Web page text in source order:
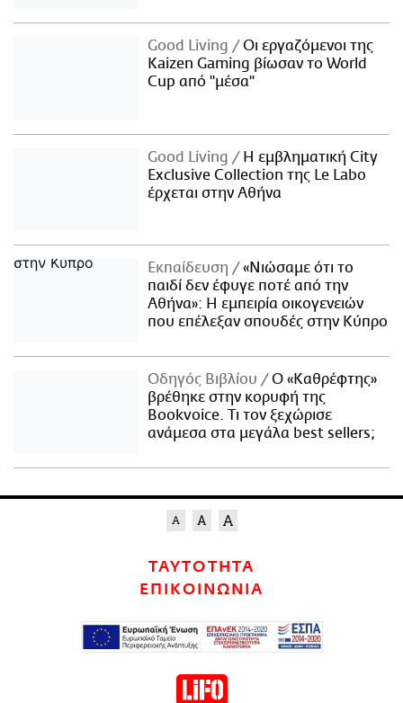
Good Living
Οι εργαζόμενοι της
Kaizen Gaming βίωσαν το World
Cup από "μέσα"
Good Living
Η εμβληματική City
Exclusive Collection της Le Labo
έρχεται στην Αθήνα
Εκπαίδευση
«Νιώσαμε ότι το
παιδί δεν έφυγε ποτέ από την
Αθήνα»: Η εμπειρία οικογενειών
που επέλεξαν σπουδές στην Κύπρο
Οδηγός Βιβλίου
Ο «Καθρέφτης»
βρέθηκε στην κορυφή της
Bookvoice. Τι τον ξεχώρισε
ανάμεσα στα μεγάλα best sellers;
ΤΑΥΤΟΤΗΤΑ
ΕΠΙΚΟΙΝΩΝΙΑ